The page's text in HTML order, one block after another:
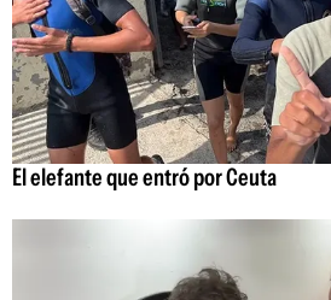
El elefante que entró por Ceuta